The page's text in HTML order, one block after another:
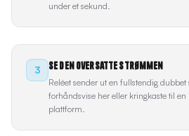
under et sekund.
3 Se den oversatte strømmen
Reléet sender ut en fullstendig
forhåndsvise her eller kringkaste til
plattform.